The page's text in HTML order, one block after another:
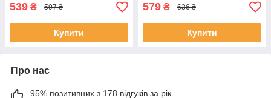
539 ₴ 597 ₴
Купити
579 ₴ 636 ₴
Купити
Про нас
95% позитивних з 178 відгуків за рік